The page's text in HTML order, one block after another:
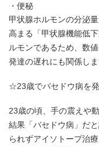
便秘
甲状腺ホルモンの分泌
高まる「甲状腺機能低
ルモンであるため、数
発達の遅れにも関係しま
☆23歳でバセドウ病を
23歳の頃、手の震えや
結果「バセドウ病」だ
られずアイソトープ治